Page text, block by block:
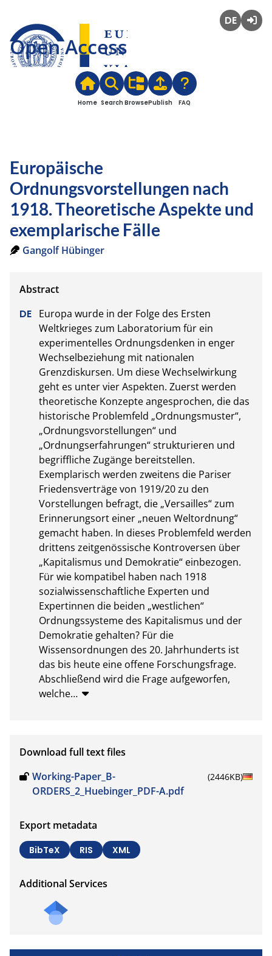
Open Access
Home Search BrowsePublish FAQ
Europäische
Ordnungsvorstellungen nach
1918. Theoretische Aspekte und
exemplarische Fälle
Gangolf Hübinger
Europa wurde in der Folge des Ersten
Weltkrieges zum Laboratorium für ein
experimentelles Ordnungsdenken in enger
Wechselbeziehung mit nationalen
Grenzdiskursen. Um diese Wechselwirkung
geht es unter vier Aspekten. Zuerst werden
theoretische Konzepte angesprochen, die das
historische Problemfeld „Ordnungsmuster“,
„Ordnungsvorstellungen“ und
„Ordnungserfahrungen“ strukturieren und
begriffliche Zugänge bereitstellen.
Exemplarisch werden zweitens die Pariser
Friedensverträge von 1919/20 zu den
Vorstellungen befragt, die „Versailles“ zum
Erinnerungsort einer „neuen Weltordnung“
gemacht haben. In dieses Problemfeld werden
drittens zeitgenössische Kontroversen über
„Kapitalismus und Demokratie“ einbezogen.
Für wie kompatibel haben nach 1918
sozialwissenschaftliche Experten und
Expertinnen die beiden „westlichen“
Ordnungssysteme des Kapitalismus und der
Demokratie gehalten? Für die
Wissensordnungen des 20. Jahrhunderts ist
das bis heute eine offene Forschungsfrage.
Abschließend wird die Frage aufgeworfen,
welche…
Download full text files
Working-Paper_B-
ORDERS_2_Huebinger_PDF-A.pdf
(2446KB)
Export metadata
BibTeX RIS XML
Additional Services
to